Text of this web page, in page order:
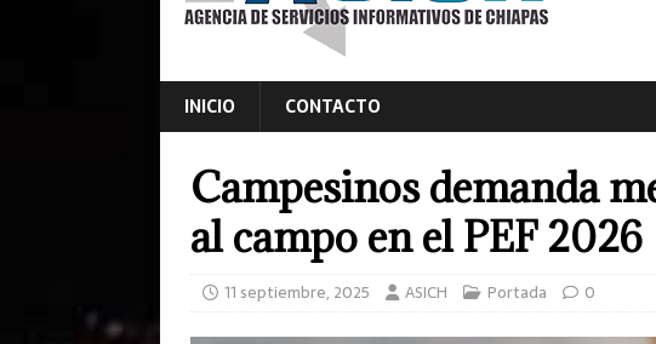
INICIO CONTACTO
Campesinos demanda
al campo en el PEF 2026
11 septiembre, 2025 ASICH Portada 0